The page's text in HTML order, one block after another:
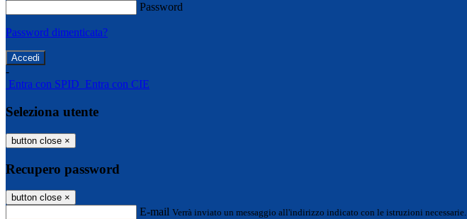
Password
Password dimenticata?
-
Entra con SPID Entra con CIE
Seleziona utente
button close ×
Recupero password
button close ×
E-mail Verrà inviato un messaggio all'indirizzo indicato con le istruzioni necessarie.